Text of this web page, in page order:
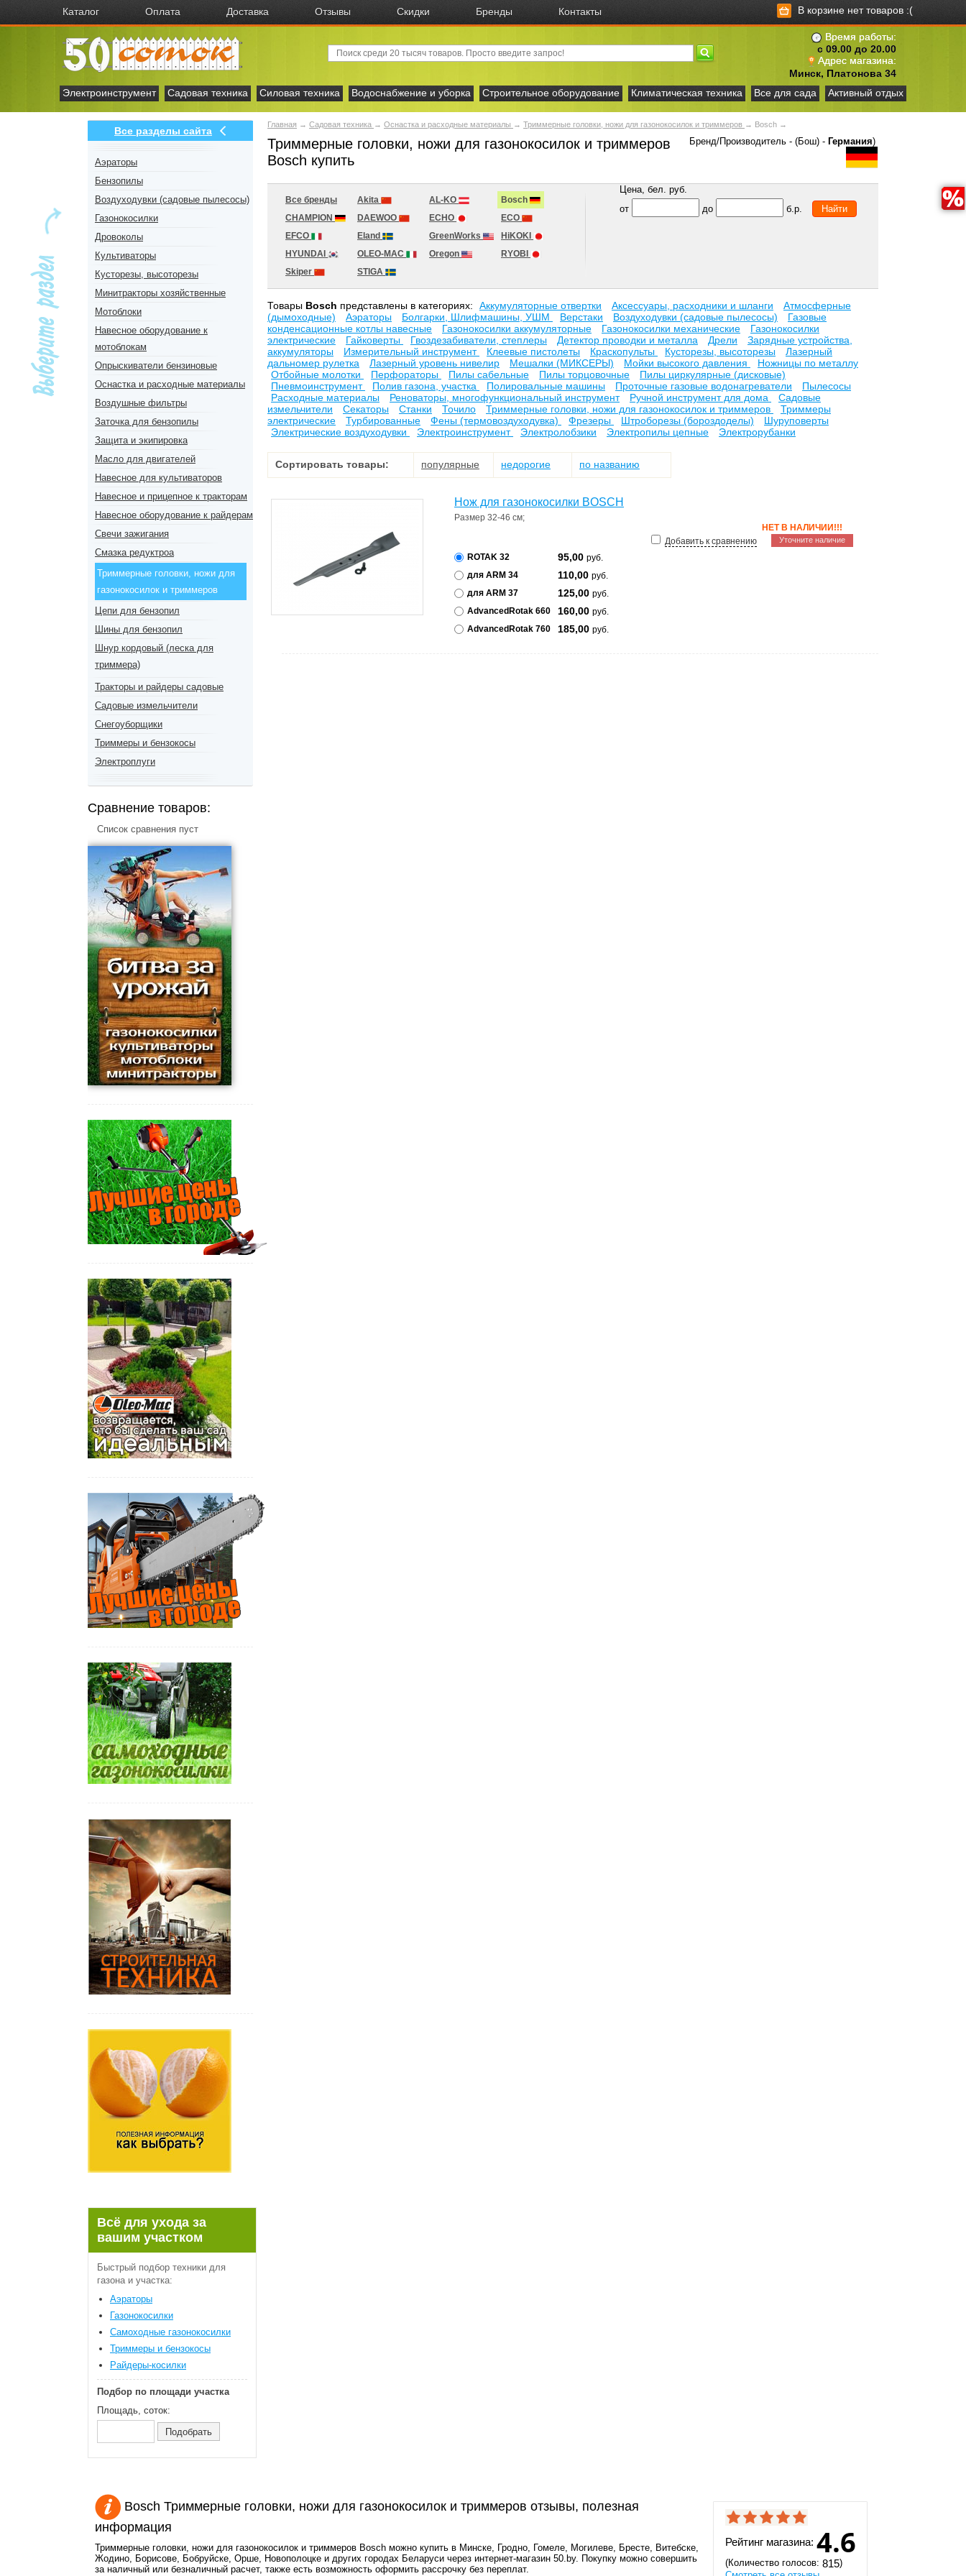
Каталог Оплата Доставка Отзывы Скидки Бренды Контакты В корзине нет товаров :(
Время работы:
с 09.00 до 20.00
Адрес магазина:
Минск, Платонова 34
Электроинструмент
Садовая техника Силовая техника Водоснабжение и уборка Строительное оборудование Климатическая техника Все для сада Активный отдых
Все разделы сайта
Аэраторы
Бензопилы
Воздуходувки (садовые пылесосы)
Газонокосилки
Дровоколы
Культиваторы
Кусторезы, высоторезы
Минитракторы хозяйственные
Мотоблоки
Навесное оборудование к
мотоблокам
Опрыскиватели бензиновые
Оснастка и расходные материалы
Воздушные фильтры
Заточка для бензопилы
Защита и экипировка
Масло для двигателей
Навесное для культиваторов
Навесное и прицепное к тракторам
Навесное оборудование к райдерам
Свечи зажигания
Смазка редуктроа
Триммерные головки, ножи для
газонокосилок и триммеров
Цепи для бензопил
Шины для бензопил
Шнур кордовый (леска для
триммера)
Тракторы и райдеры садовые
Садовые измельчители
Снегоуборщики
Триммеры и бензокосы
Электроплуги
Сравнение товаров:
Список сравнения пуст
Всё для ухода за
вашим участком
Быстрый подбор техники для
газона и участка:
Аэраторы
Газонокосилки
Самоходные газонокосилки
Триммеры и бензокосы
Райдеры-косилки
Подбор по площади участка
Площадь, соток:
Главная → Садовая техника → Оснастка и расходные материалы → Триммерные головки, ножи для газонокосилок и триммеров → Bosch →
Триммерные головки, ножи для газонокосилок и триммеров
Bosch купить
Бренд/Производитель - (Бош) - Германия)
Все бренды Akita AL-KO
Bosch
CHAMPION
DAEWOO ECHO
ECO
EFCO
Eland GreenWorks
HiKOKI
HYUNDAI
OLEO-MAC Oregon
RYOBI
Skiper
STIGA
Цена, бел. руб.
от
до б.р.
Товары Bosch представлены в категориях: Аккумуляторные отвертки Аксесcуары, расходники и шланги
Атмосферные
(дымоходные)
Аэраторы Болгарки, Шлифмашины, УШМ Верстаки Воздуходувки (садовые пылесосы)
Газовые
конденсационные котлы навесные
Газонокосилки аккумуляторные Газонокосилки механические
Газонокосилки
электрические
Гайковерты Гвоздезабиватели, степлеры Детектор проводки и металла Дрели
Зарядные устройства,
аккумуляторы
Измерительный инструмент Клеевые пистолеты Краскопульты Кусторезы, высоторезы
Лазерный
дальномер рулетка
Лазерный уровень нивелир Мешалки (МИКСЕРЫ) Мойки высокого давления
Ножницы по металлу
Отбойные молотки
Перфораторы Пилы сабельные Пилы торцовочные
Пилы циркулярные (дисковые)
Пневмоинструмент
Полив газона, участка Полировальные машины Проточные газовые водонагреватели
Пылесосы
Расходные материалы
Реноваторы, многофункциональный инструмент Ручной инструмент для дома
Садовые
измельчители
Секаторы Станки Точило Триммерные головки, ножи для газонокосилок и триммеров
Триммеры
электрические
Турбированные Фены (термовоздуходувка) Фрезеры Штроборезы (бороздоделы)
Шуруповерты
Электрические воздуходувки
Электроинструмент Электролобзики Электропилы цепные Электрорубанки
Сортировать товары: популярные недорогие по названию
Нож для газонокосилки BOSCH
Размер 32-46 см;
НЕТ В НАЛИЧИИ!!!
Уточните наличие
Добавить к сравнению
ROTAK 32
95,00 руб.
для ARM 34
110,00 руб.
для ARM 37
125,00 руб.
AdvancedRotak 660
160,00 руб.
AdvancedRotak 760
185,00 руб.
Bosch Триммерные головки, ножи для газонокосилок и триммеров отзывы, полезная
информация
Триммерные головки, ножи для газонокосилок и триммеров Bosch можно купить в Минске, Гродно, Гомеле, Могилеве, Бресте, Витебске,
Жодино, Борисове, Бобруйске, Орше, Новополоцке и других городах Беларуси через интернет-магазин 50.by. Покупку можно совершить
за наличный или безналичный расчет, также есть возможность оформить рассрочку без переплат.
Рейтинг магазина: 4.6
(Количество голосов: 815)